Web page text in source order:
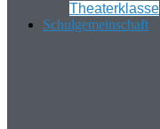
Theaterklasse
Schulgemeinschaft